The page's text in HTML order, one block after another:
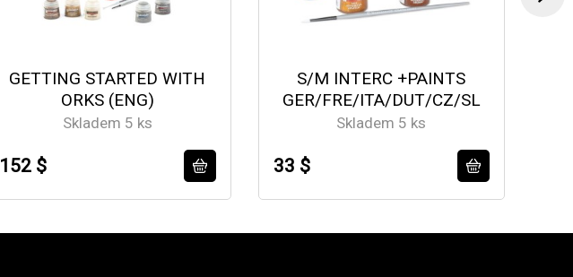
GETTING STARTED WITH
ORKS (ENG)
Skladem 5 ks
152 $
S/M INTERC +PAINTS
GER/FRE/ITA/DUT/CZ/SL
Skladem 5 ks
33 $